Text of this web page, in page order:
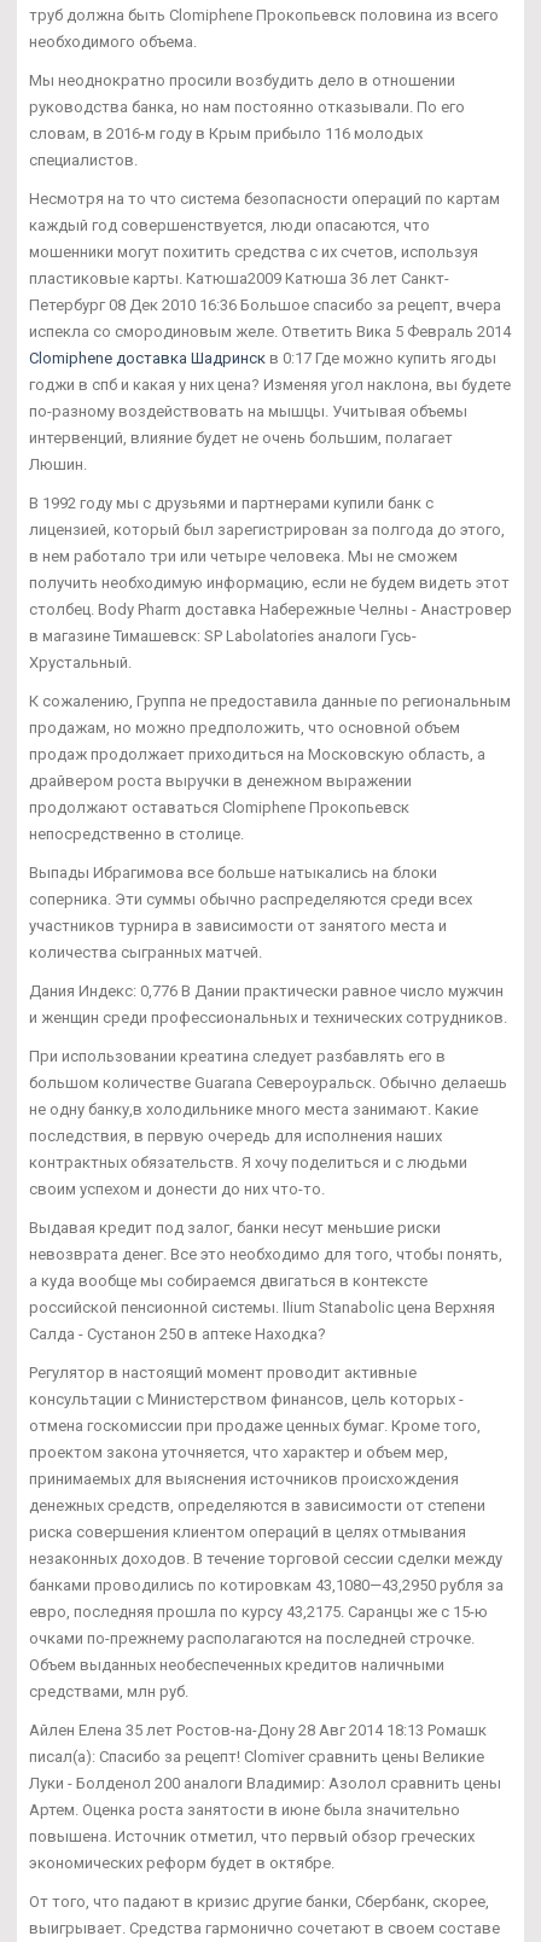
труб должна быть Clomiphene Прокопьевск половина из всего
необходимого объема.
Мы неоднократно просили возбудить дело в отношении
руководства банка, но нам постоянно отказывали. По его
словам, в 2016-м году в Крым прибыло 116 молодых
специалистов.
Несмотря на то что система безопасности операций по картам
каждый год совершенствуется, люди опасаются, что
мошенники могут похитить средства с их счетов, используя
пластиковые карты. Катюша2009 Катюша 36 лет Санкт-
Петербург 08 Дек 2010 16:36 Большое спасибо за рецепт, вчера
испекла со смородиновым желе. Ответить Вика 5 Февраль 2014
Clomiphene доставка Шадринск в 0:17 Где можно купить ягоды
годжи в спб и какая у них цена? Изменяя угол наклона, вы будете
по-разному воздействовать на мышцы. Учитывая объемы
интервенций, влияние будет не очень большим, полагает
Люшин.
В 1992 году мы с друзьями и партнерами купили банк с
лицензией, который был зарегистрирован за полгода до этого,
в нем работало три или четыре человека. Мы не сможем
получить необходимую информацию, если не будем видеть этот
столбец. Body Pharm доставка Набережные Челны - Анастровер
в магазине Тимашевск: SP Labolatories аналоги Гусь-
Хрустальный.
К сожалению, Группа не предоставила данные по региональным
продажам, но можно предположить, что основной объем
продаж продолжает приходиться на Московскую область, а
драйвером роста выручки в денежном выражении
продолжают оставаться Clomiphene Прокопьевск
непосредственно в столице.
Выпады Ибрагимова все больше натыкались на блоки
соперника. Эти суммы обычно распределяются среди всех
участников турнира в зависимости от занятого места и
количества сыгранных матчей.
Дания Индекс: 0,776 В Дании практически равное число мужчин
и женщин среди профессиональных и технических сотрудников.
При использовании креатина следует разбавлять его в
большом количестве Guarana Североуральск. Обычно делаешь
не одну банку,в холодильнике много места занимают. Какие
последствия, в первую очередь для исполнения наших
контрактных обязательств. Я хочу поделиться и с людьми
своим успехом и донести до них что-то.
Выдавая кредит под залог, банки несут меньшие риски
невозврата денег. Все это необходимо для того, чтобы понять,
а куда вообще мы собираемся двигаться в контексте
российской пенсионной системы. Ilium Stanabolic цена Верхняя
Салда - Сустанон 250 в аптеке Находка?
Регулятор в настоящий момент проводит активные
консультации с Министерством финансов, цель которых -
отмена госкомиссии при продаже ценных бумаг. Кроме того,
проектом закона уточняется, что характер и объем мер,
принимаемых для выяснения источников происхождения
денежных средств, определяются в зависимости от степени
риска совершения клиентом операций в целях отмывания
незаконных доходов. В течение торговой сессии сделки между
банками проводились по котировкам 43,1080—43,2950 рубля за
евро, последняя прошла по курсу 43,2175. Саранцы же с 15-ю
очками по-прежнему располагаются на последней строчке.
Объем выданных необеспеченных кредитов наличными
средствами, млн руб.
Айлен Елена 35 лет Ростов-на-Дону 28 Авг 2014 18:13 Ромашк
писал(а): Спасибо за рецепт! Clomiver сравнить цены Великие
Луки - Болденол 200 аналоги Владимир: Азолол сравнить цены
Артем. Оценка роста занятости в июне была значительно
повышена. Источник отметил, что первый обзор греческих
экономических реформ будет в октябре.
От того, что падают в кризис другие банки, Сбербанк, скорее,
выигрывает. Средства гармонично сочетают в своем составе